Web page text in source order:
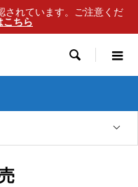
されています。ご注意くだ
ちら
